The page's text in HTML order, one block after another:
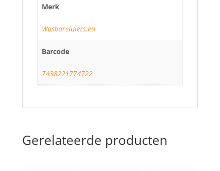
Merk
Wasbareluiers.eu
Barcode
7438221774722
Gerelateerde producten